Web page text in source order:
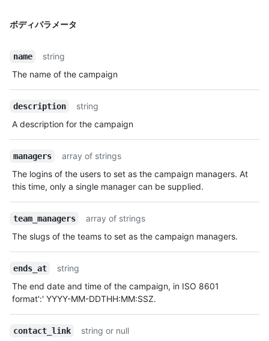
ボディパラメータ
name
string
The name of the campaign
description
string
A description for the campaign
managers
array of strings
The logins of the users to set as the campaign managers. At
this time, only a single manager can be supplied.
team_managers
array of strings
The slugs of the teams to set as the campaign managers.
ends_at
string
The end date and time of the campaign, in ISO 8601
format':' YYYY-MM-DDTHH:MM:SSZ.
contact_link
string or null